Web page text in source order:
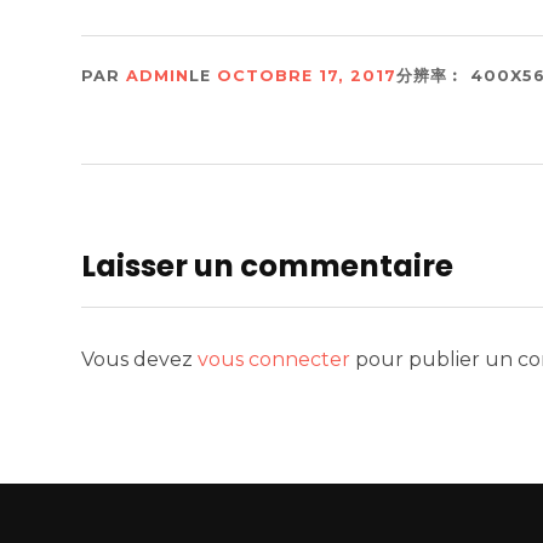
PARADMIN LE OCTOBRE 17, 2017分辨率︰
Laisser un commentaire
Vous devezvous connecter pour publier un